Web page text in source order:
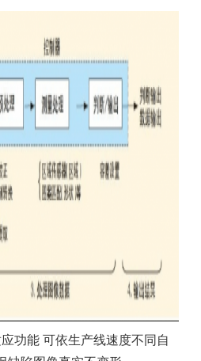
功能 可依生产线速度不同自